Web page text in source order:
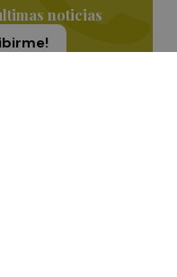
noticias